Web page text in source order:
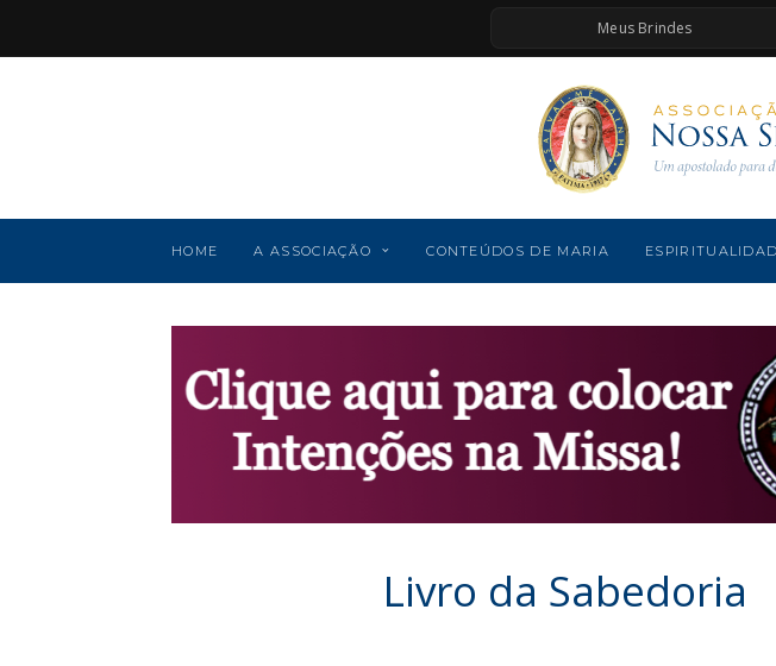
Meus Brindes
HOME A ASSOCIAÇÃO CONTEÚDOS DE MARIA
Livro da Sabedoria